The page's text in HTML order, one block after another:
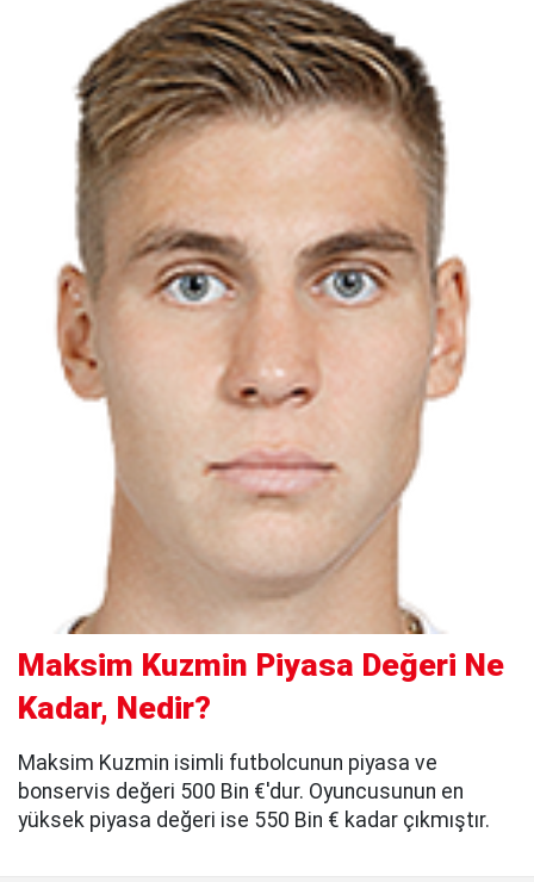
Maksim Kuzmin Piyasa Değeri Ne
Kadar, Nedir?
Maksim Kuzmin isimli futbolcunun piyasa ve
bonservis değeri 500 Bin €'dur. Oyuncusunun en
yüksek piyasa değeri ise 550 Bin € kadar çıkmıştır.